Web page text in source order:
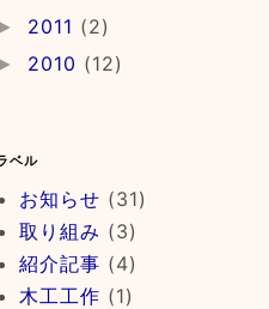
2011 (2)
2010 (12)
ベル
お知らせ (31)
取り組み (3)
紹介記事 (4)
木工工作 (1)